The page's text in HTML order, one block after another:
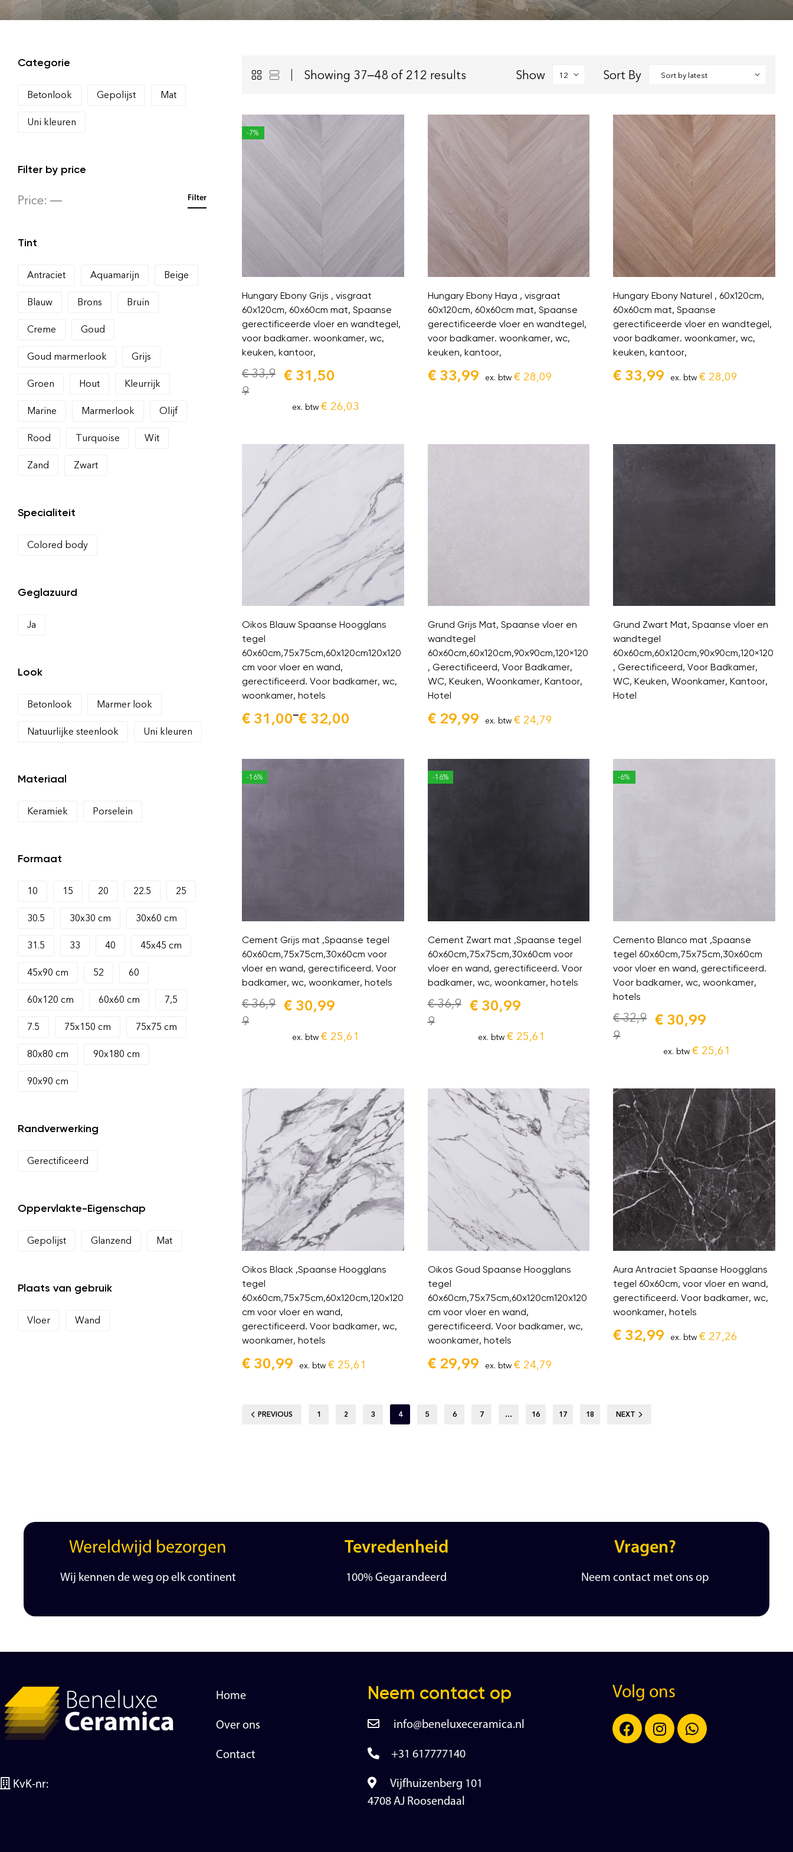
Showing 37–48 of 212 results Show Sort By
-7%
Hungary Ebony Grijs , visgraat
60x120cm, 60x60cm mat, Spaanse
gerectificeerde vloer en wandtegel,
voor badkamer. woonkamer, wc,
keuken, kantoor,
€33,9
9
€ 31,50
ex. btw € 26,03
Hungary Ebony Haya , visgraat
60x120cm, 60x60cm mat, Spaanse
gerectificeerde vloer en wandtegel,
voor badkamer. woonkamer, wc,
keuken, kantoor,
€33,99 ex. btw €28,09
Hungary Ebony Naturel , 60x120cm,
60x60cm mat, Spaanse
gerectificeerde vloer en wandtegel,
voor badkamer. woonkamer, wc,
keuken, kantoor,
€ 33,99 ex. btw€ 28,09
Oikos Blauw Spaanse Hoogglans
tegel
60x60cm,75x75cm,60x120cm120x120
cm voor vloer en wand,
gerectificeerd. Voor badkamer, wc,
woonkamer, hotels
€ 31,00–€ 32,00
Grund Grijs Mat, Spaanse vloer en
wandtegel
60x60cm,60x120cm,90x90cm,120×120
, Gerectificeerd, Voor Badkamer,
WC, Keuken, Woonkamer, Kantoor,
Hotel
€29,99 ex. btw €24,79
Grund Zwart Mat, Spaanse vloer en
wandtegel
60x60cm,60x120cm,90x90cm,120×120
, Gerectificeerd, Voor Badkamer,
WC, Keuken, Woonkamer, Kantoor,
Hotel
-16%
Cement Grijs mat ,Spaanse tegel
60x60cm,75x75cm,30x60cm voor
vloer en wand, gerectificeerd. Voor
badkamer, wc, woonkamer, hotels
€36,9
9
€ 30,99
ex. btw € 25,61
-16%
Cement Zwart mat ,Spaanse tegel
60x60cm,75x75cm,30x60cm voor
vloer en wand, gerectificeerd. Voor
badkamer, wc, woonkamer, hotels
€36,9
9
€30,99
ex. btw €25,61
-6%
Cemento Blanco mat ,Spaanse
tegel 60x60cm,75x75cm,30x60cm
voor vloer en wand, gerectificeerd.
Voor badkamer, wc, woonkamer,
hotels
€32,9
9
€ 30,99
ex. btw€ 25,61
Oikos Black ,Spaanse Hoogglans
tegel
60x60cm,75x75cm,60x120cm,120x120
cm voor vloer en wand,
gerectificeerd. Voor badkamer, wc,
woonkamer, hotels
€ 30,99 ex. btw € 25,61
Oikos Goud Spaanse Hoogglans
tegel
60x60cm,75x75cm,60x120cm120x120
cm voor vloer en wand,
gerectificeerd. Voor badkamer, wc,
woonkamer, hotels
€29,99 ex. btw €24,79
Aura Antraciet Spaanse Hoogglans
tegel 60x60cm, voor vloer en wand,
gerectificeerd. Voor badkamer, wc,
woonkamer, hotels
€ 32,99 ex. btw€ 27,26
PREVIOUS 1 2 3 4 5 6 7 … 16 17 18 NEXT
Categorie
Betonlook Gepolijst Mat
Uni kleuren
Filter by price
Filter
Price: —
Tint
Antraciet Aquamarijn Beige
Blauw Brons Bruin
Creme Goud
Goud marmerlook Grijs
Groen Hout Kleurrijk
Marine Marmerlook Olijf
Rood Turquoise Wit
Zand Zwart
Specialiteit
Colored body
Geglazuurd
Ja
Look
Betonlook Marmer look
Natuurlijke steenlook Uni kleuren
Materiaal
Keramiek Porselein
Formaat
10 15 20 22.5 25
30.5 30x30 cm 30x60 cm
31.5 33 40 45x45 cm
45x90 cm 52 60
60x120 cm 60x60 cm 7,5
7.5 75x150 cm 75x75 cm
80x80 cm 90x180 cm
90x90 cm
Randverwerking
Gerectificeerd
Oppervlakte-Eigenschap
Gepolijst Glanzend Mat
Plaats van gebruik
Vloer Wand
Wereldwijd bezorgen
Wij kennen de weg op elk continent
Tevredenheid
100% Gegarandeerd
Vragen?
Neem contact met ons op
KvK-nr:
Home
Over ons
Contact
Neem contact op
info@beneluxeceramica.nl
+31 617777140
Vijfhuizenberg 101
4708 AJ Roosendaal
Volg ons